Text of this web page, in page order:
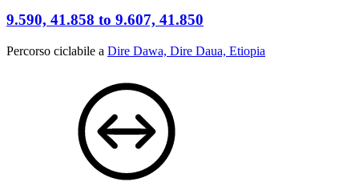
9.590, 41.858 to 9.607, 41.850
Percorso ciclabile a Dire Dawa, Dire Daua, Etiopia